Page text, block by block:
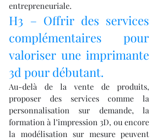
entrepreneuriale.
H3 – Offrir des services
complémentaires pour
valoriser une imprimante
3d pour débutant.
Au-delà de la vente de produits,
proposer des services comme la
personnalisation sur demande, la
formation à l’impression 3D, ou encore
la modélisation sur mesure peuvent